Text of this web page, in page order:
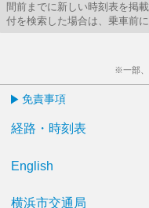
間前までに新しい時刻表を掲
付を検索した場合は、乗車前
※一部、
免責事項
経路・時刻表
English
横浜市交通局